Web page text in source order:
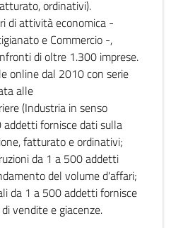
ordinativi).
di attività economica -
e Commercio -,
di oltre 1.300 imprese.
online dal 2010 con serie
alle
(Industria in senso
fornisce dati sulla
fatturato e ordinativi;
da 1 a 500 addetti
del volume d'affari;
da 1 a 500 addetti fornisce
vendite e giacenze.